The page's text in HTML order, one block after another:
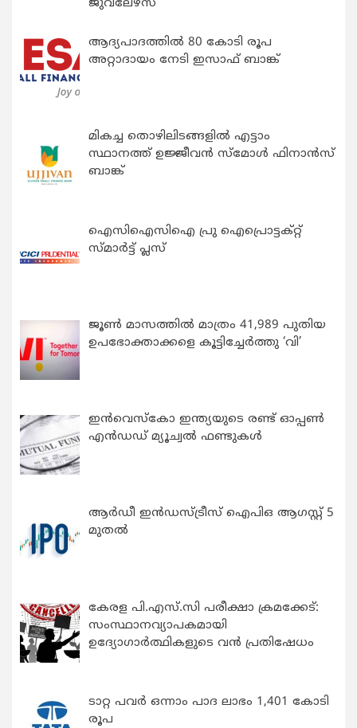
ജുവലേഴ്‌സ്
ആദ്യപാദത്തിൽ 80 കോടി രൂപ
അറ്റാദായം നേടി ഇസാഫ് ബാങ്ക്
മികച്ച തൊഴിലിടങ്ങളിൽ എട്ടാം
സ്ഥാനത്ത് ഉജ്ജീവൻ സ്മോൾ ഫിനാൻസ്
ബാങ്ക്
ഐസിഐസിഐ പ്രു ഐപ്രൊട്ടക്റ്റ്
സ്മാർട്ട് പ്ലസ്
ജൂൺ മാസത്തിൽ മാത്രം 41,989 പുതിയ
ഉപഭോക്താക്കളെ കൂട്ടിച്ചേർത്തു ‘വി’
ഇന്‍വെസ്കോ ഇന്ത്യയുടെ രണ്ട് ഓപ്പണ്‍
എന്‍ഡഡ് മ്യൂച്വല്‍ ഫണ്ടുകള്‍
ആർഡീ ഇൻഡസ്ട്രീസ് ഐപിഒ ആഗസ്റ്റ് 5
മുതൽ
കേരള പി.എസ്.സി പരീക്ഷാ ക്രമക്കേട്:
സംസ്ഥാനവ്യാപകമായി
ഉദ്യോഗാര്‍ത്ഥികളുടെ വന്‍ പ്രതിഷേധം
ടാറ്റ പവർ ഒന്നാം പാദ ലാഭം 1,401 കോടി
രൂപ